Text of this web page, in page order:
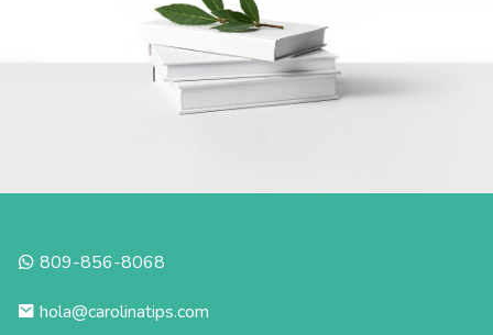
809-856-8068
hola@carolinatips.com